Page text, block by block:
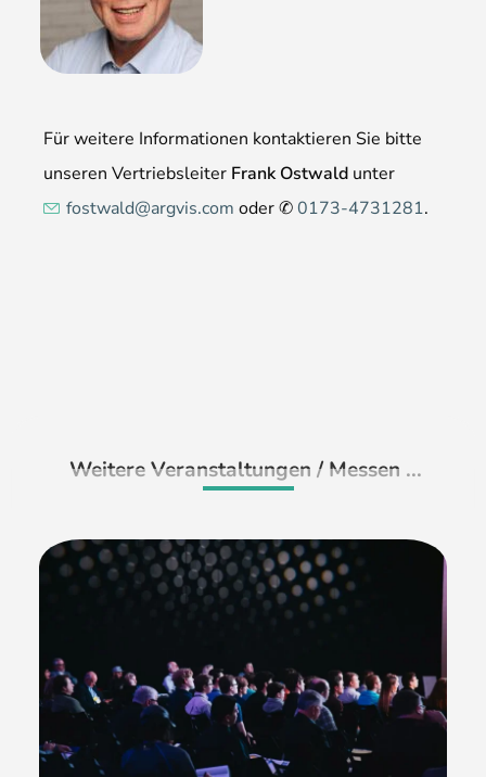
Für weitere Informationen kontaktieren Sie bitte
unseren Vertriebsleiter Frank Ostwald unter
fostwald@argvis.com oder ✆0173-4731281.
Weitere Veranstaltungen / Messen ...